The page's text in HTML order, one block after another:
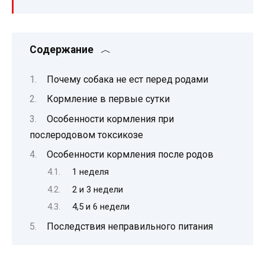
Содержание
Почему собака не ест перед родами
Кормление в первые сутки
Особенности кормления при
послеродовом токсикозе
Особенности кормления после родов
1 неделя
2 и 3 недели
4,5 и 6 недели
Последствия неправильного питания